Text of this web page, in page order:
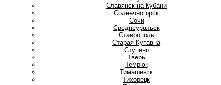
Славянск-на-Кубани
Солнечногорск
Сочи
Среднеуральск
Ставрополь
Старая Купавна
Ступино
Тверь
Темрюк
Тимашевск
Тихорецк